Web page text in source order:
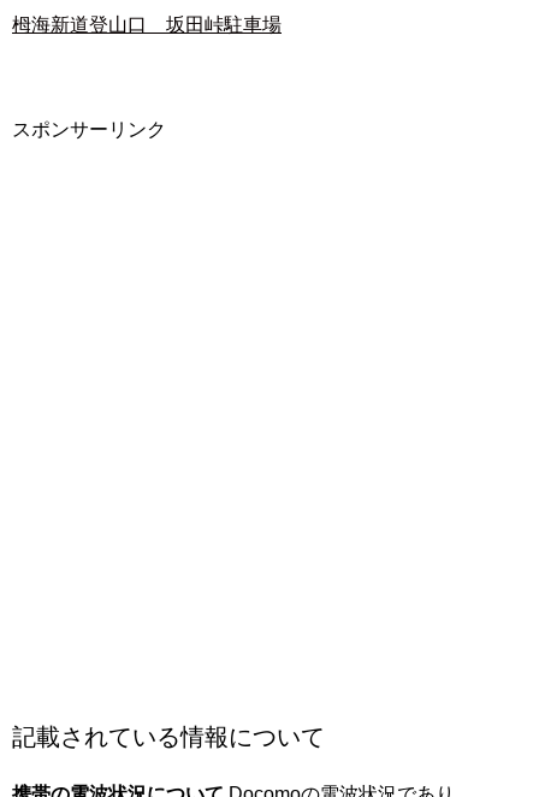
栂海新道登山口 坂田峠駐車場
スポンサーリンク
記載されている情報について